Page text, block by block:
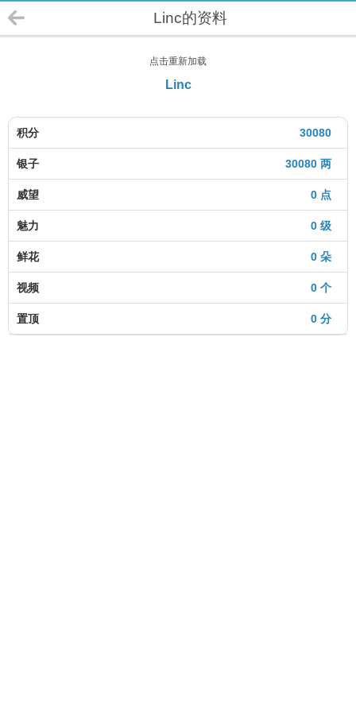
Linc的资料
点击重新加载
Linc
30080
积分
30080 两
银子
0 点
威望
0 级
魅力
0 朵
鲜花
0 个
视频
0 分
置顶